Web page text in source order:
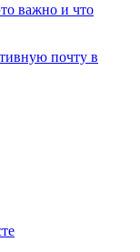
важно и что
почту в